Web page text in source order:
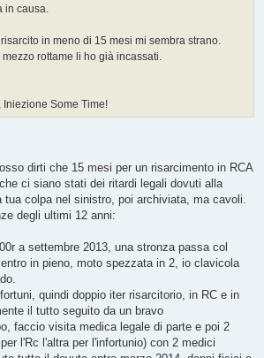
in causa.
in meno di 15 mesi mi sembra strano.
rottame li ho già incassati.
Iniezione Some Time!
dirti che 15 mesi per un risarcimento in RCA
ci siano stati dei ritardi legali dovuti alla
tua colpa nel sinistro, poi archiviata, ma cavoli.
degli ultimi 12 anni:
a settembre 2013, una stronza passa col
in pieno, moto spezzata in 2, io clavicola
quindi doppio iter risarcitorio, in RC e in
il tutto seguito da un bravo
faccio visita medica legale di parte e poi 2
l'Rc l'altra per l'infortunio) con 2 medici